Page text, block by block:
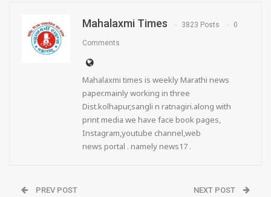
Mahalaxmi Times 3823 Posts 0
Comments
Mahalaxmi times is weekly Marathi news
paper.mainly working in three
Dist.kolhapur,sangli n ratnagiri.along with
print media we have face book pages,
Instagram,youtube channel,web
news portal . namely news17 .
PREV POST NEXT POST